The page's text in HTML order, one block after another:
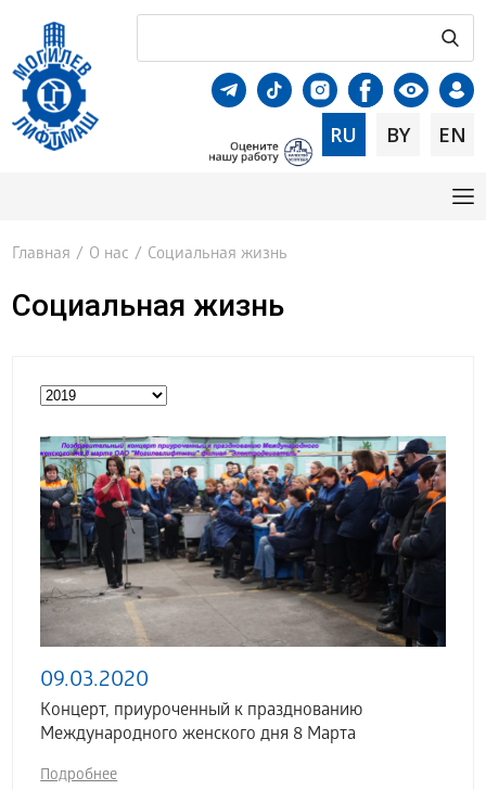
RU BY EN
Главная / О нас / Социальная жизнь
Социальная жизнь
09.03.2020
Концерт, приуроченный к празднованию
Международного женского дня 8 Марта
Подробнее